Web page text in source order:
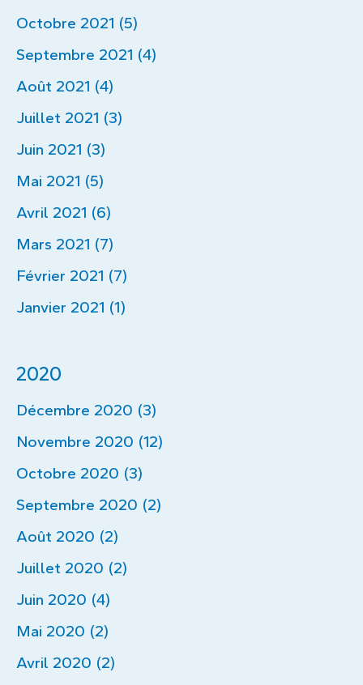
Octobre 2021 (5)
Septembre 2021 (4)
Août 2021 (4)
Juillet 2021 (3)
Juin 2021 (3)
Mai 2021 (5)
Avril 2021 (6)
Mars 2021 (7)
Février 2021 (7)
Janvier 2021 (1)
2020
Décembre 2020 (3)
Novembre 2020 (12)
Octobre 2020 (3)
Septembre 2020 (2)
Août 2020 (2)
Juillet 2020 (2)
Juin 2020 (4)
Mai 2020 (2)
Avril 2020 (2)